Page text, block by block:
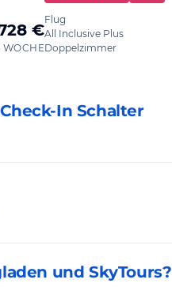
In Schalter
und SkyTours?